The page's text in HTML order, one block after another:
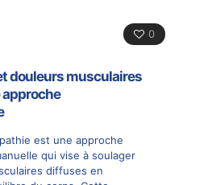
0
douleurs musculaires
est une approche
qui vise à soulager
diffuses en